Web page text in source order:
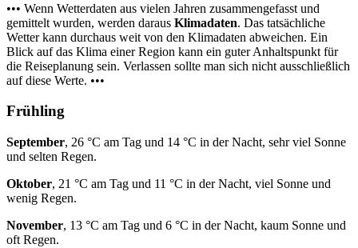
••• Wenn Wetterdaten aus vielen Jahren zusammengefasst und
gemittelt wurden, werden daraus Klimadaten. Das tatsächliche
Wetter kann durchaus weit von den Klimadaten abweichen. Ein
Blick auf das Klima einer Region kann ein guter Anhaltspunkt für
die Reiseplanung sein. Verlassen sollte man sich nicht ausschließlich
auf diese Werte. •••
Frühling
September, 26 °C am Tag und 14 °C in der Nacht, sehr viel Sonne
und selten Regen.
Oktober, 21 °C am Tag und 11 °C in der Nacht, viel Sonne und
wenig Regen.
November, 13 °C am Tag und 6 °C in der Nacht, kaum Sonne und
oft Regen.